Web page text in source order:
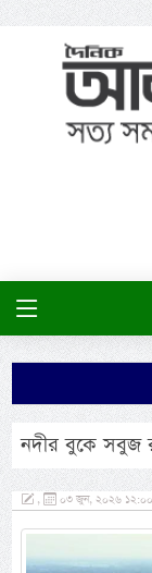
নদীর বুকে সবুজ
, ০৩ জুন, ২০২৬